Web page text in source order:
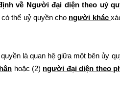
về Người đại diện theo uỷ
thể uỷ quyền cho người khác
là quan hệ giữa một bên ủy
hoặc (2) người đại diện theo